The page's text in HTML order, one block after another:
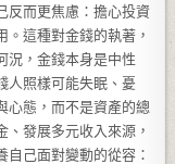
反而更焦慮：擔心投資
這種對金錢的執著，
況，金錢本身是中性
人照樣可能失眠、憂
心態，而不是資產的總
發展多元收入來源，
己面對變動的從容：